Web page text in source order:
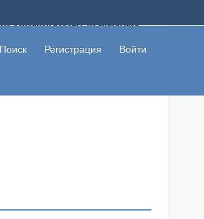
основной работы, не вкладывая
Вы сможете начать зарабатывать
долго ждать.
Поиск Регистрация Войти